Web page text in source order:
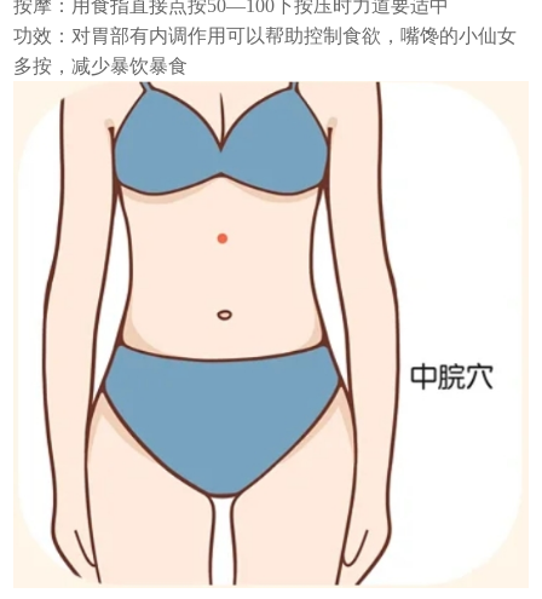
按摩：用食指直接点按50—100下按压时力道要适中
功效：对胃部有内调作用可以帮助控制食欲，嘴馋的小仙女
多按，减少暴饮暴食